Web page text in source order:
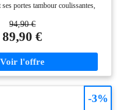
portes tambour coulissantes,
instantanément le point central et
pièce, tout en se mariant
AVEC CLOISONNEMENT
bien rangé et protégé de la
dissimulent vos objets du
94,90 €
89,90 €
-3%